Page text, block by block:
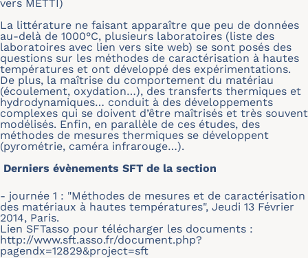
vers METTI)
La littérature ne faisant apparaître que peu de données
au-delà de 1000°C, plusieurs laboratoires (liste des
laboratoires avec lien vers site web) se sont posés des
questions sur les méthodes de caractérisation à hautes
températures et ont développé des expérimentations.
De plus, la maîtrise du comportement du matériau
(écoulement, oxydation…), des transferts thermiques et
hydrodynamiques… conduit à des développements
complexes qui se doivent d’être maîtrisés et très souvent
modélisés. Enfin, en parallèle de ces études, des
méthodes de mesures thermiques se développent
(pyrométrie, caméra infrarouge…).
Derniers évènements SFT de la section
- journée 1 : "Méthodes de mesures et de caractérisation
des matériaux à hautes températures", Jeudi 13 Février
2014, Paris.
Lien SFTasso pour télécharger les documents :
http://www.sft.asso.fr/document.php?
pagendx=12829&project=sft